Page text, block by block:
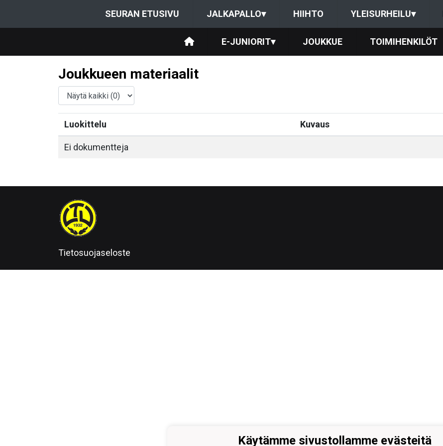
SEURAN ETUSIVU JALKAPALLO▾ HIIHTO YLEISURHEILU▾
E-JUNIORIT▾ JOUKKUE TOIMIHENKILÖT
Joukkueen materiaalit
Luokittelu Kuvaus
Ei dokumentteja
Tietosuojaseloste
Käytämme sivustollamme evästeitä